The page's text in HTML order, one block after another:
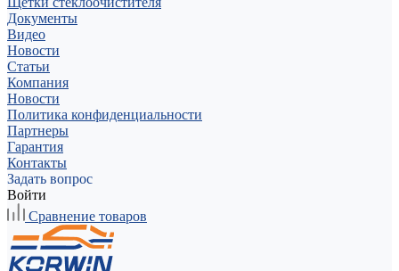
Документы
Видео
Новости
Статьи
Компания
Новости
Политика конфиденциальности
Партнеры
Гарантия
Контакты
Задать вопрос
Войти
Сравнение товаров